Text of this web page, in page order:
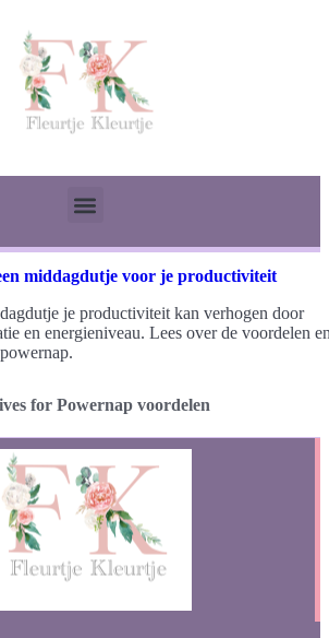
middagdutje voor je productiviteit
je productiviteit kan verhogen door
en energieniveau. Lees over de voordelen
for Powernap voordelen